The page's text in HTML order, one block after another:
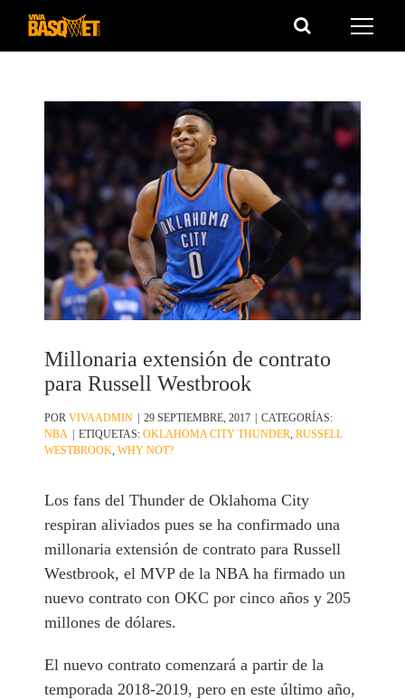
Saltar
Millonaria extensión de contrato
para Russell Westbrook
PORVIVAADMIN 29 SEPTIEMBRE, 2017
CATEGORÍAS:
NBA
ETIQUETAS:OKLAHOMA CITY THUNDER,RUSSELL
WESTBROOK,WHY NOT?
Los fans del Thunder de Oklahoma City
respiran aliviados pues se ha confirmado una
millonaria extensión de contrato para Russell
Westbrook, el MVP de la NBA ha firmado un
nuevo contrato con OKC por cinco años y 205
millones de dólares.
El nuevo contrato comenzará a partir de la
temporada 2018-2019, pero en este último año,